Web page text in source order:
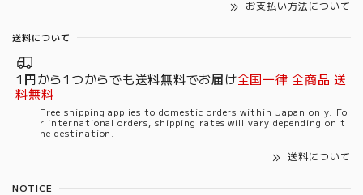
お支払い方法について
送料について
1円から1つからでも送料無料でお届け全国一律 全商品 送
料無料
Free shipping applies to domestic orders within Japan only. Fo
r international orders, shipping rates will vary depending on t
he destination.
送料について
NOTICE